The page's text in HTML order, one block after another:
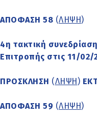
ΑΠΟΦΑΣΗ 58 (ΛΗΨΗ )
4η τακτική
Επιτροπής στις 11/02/
ΠΡΟΣΚΛΗΣΗ (ΛΗΨΗ )
ΑΠΟΦΑΣΗ 59 (ΛΗΨΗ )